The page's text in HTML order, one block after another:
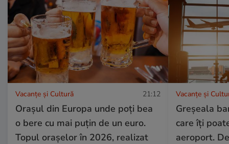
Vacanțe și Cultură 21:12
Orașul din Europa unde poți bea
o bere cu mai puțin de un euro.
Topul orașelor în 2026, realizat
Vacanțe și
Greșeala
care îți
aeroport.